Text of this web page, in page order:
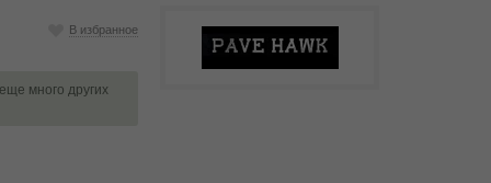
В избранное
много других